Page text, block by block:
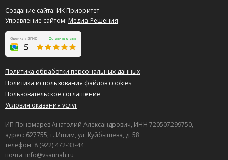
Создание сайта: ИК Приоритет
Управление сайтом: Медиа-Решения
Политика обработки персональных данных
Политика использования файлов cookies
Пользовательское соглашение
Условия оказания услуг
ИП Пономарев Анатолий Александрович, ИНН 720507299750,
адрес: 627755, г. Ишим, ул. Куйбышева, д. 58
телефон: 8 (922) 472-33-44
почта: info@vsaunah.ru